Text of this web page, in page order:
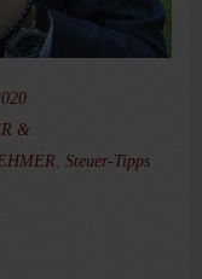
&
Steuer-Tipps